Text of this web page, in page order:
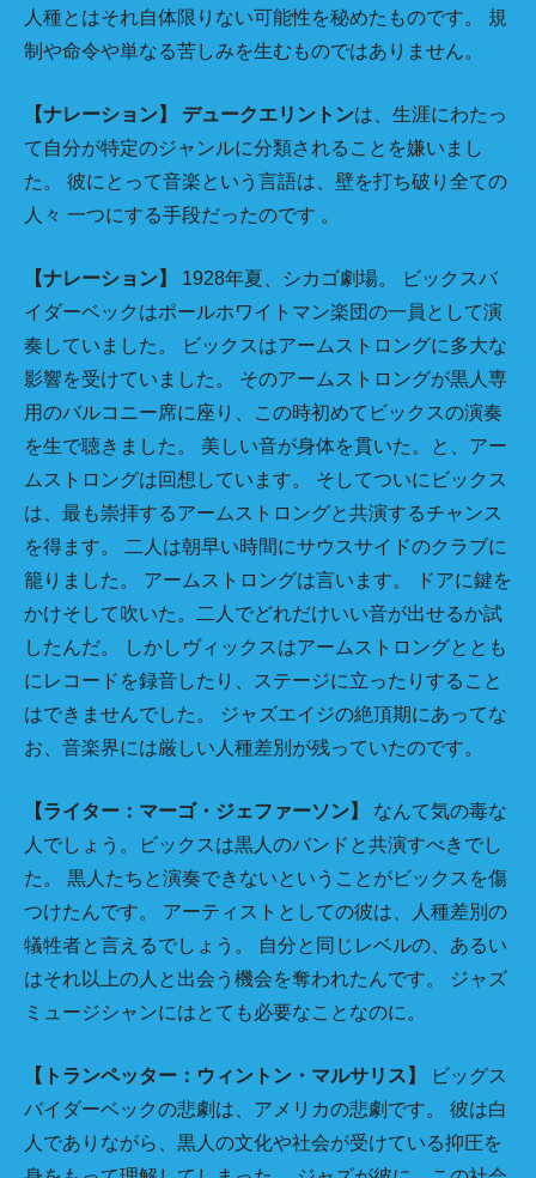
人種とはそれ自体限りない可能性を秘めたものです。 規
制や命令や単なる苦しみを生むものではありません。
【ナレーション】 デュークエリントンは、生涯にわたっ
て自分が特定のジャンルに分類されることを嫌いまし
た。 彼にとって音楽という言語は、壁を打ち破り全ての
人々 一つにする手段だったのです 。
【ナレーション】
1928年夏、シカゴ劇場。 ビックスバ
イダーベックはポールホワイトマン楽団の一員として演
奏していました。 ビックスはアームストロングに多大な
影響を受けていました。 そのアームストロングが黒人専
用のバルコニー席に座り、この時初めてビックスの演奏
を生で聴きました。 美しい音が身体を貫いた。と、アー
ムストロングは回想しています。 そしてついにビックス
は、最も崇拝するアームストロングと共演するチャンス
を得ます。 二人は朝早い時間にサウスサイドのクラブに
籠りました。 アームストロングは言います。 ドアに鍵を
かけそして吹いた。二人でどれだけいい音が出せるか試
したんだ。 しかしヴィックスはアームストロングととも
にレコードを録音したり、ステージに立ったりすること
はできませんでした。 ジャズエイジの絶頂期にあってな
お、音楽界には厳しい人種差別が残っていたのです。
【ライター：マーゴ・ジェファーソン】
なんて気の毒な
人でしょう。ビックスは黒人のバンドと共演すべきでし
た。 黒人たちと演奏できないということがビックスを傷
つけたんです。 アーティストとしての彼は、人種差別の
犠牲者と言えるでしょう。 自分と同じレベルの、あるい
はそれ以上の人と出会う機会を奪われたんです。 ジャズ
ミュージシャンにはとても必要なことなのに。
【トランペッター：ウィントン・マルサリス】
ビッグス
バイダーベックの悲劇は、アメリカの悲劇です。 彼は白
人でありながら、黒人の文化や社会が受けている抑圧を